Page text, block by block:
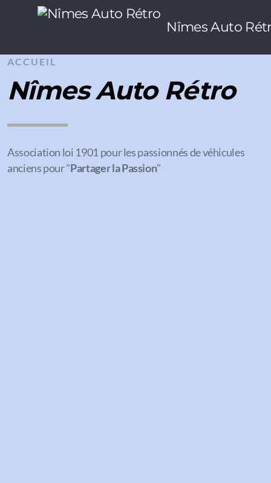
Nîmes Auto
ACCUEIL
Nîmes Auto Rétro
Association loi 1901 pour les passionnés de véhicules
anciens pour "Partager la Passion"